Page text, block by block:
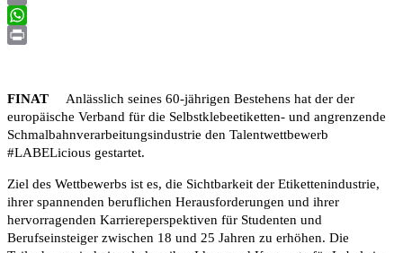
Email
WhatsApp
FINAT Anlässlich seines 60-jährigen Bestehens hat der der
europäische Verband für die Selbstklebeetiketten- und angrenzende
Schmalbahnverarbeitungsindustrie den Talentwettbewerb
#LABELicious gestartet.
Ziel des Wettbewerbs ist es, die Sichtbarkeit der Etikettenindustrie,
ihrer spannenden beruflichen Herausforderungen und ihrer
hervorragenden Karriereperspektiven für Studenten und
Berufseinsteiger zwischen 18 und 25 Jahren zu erhöhen. Die